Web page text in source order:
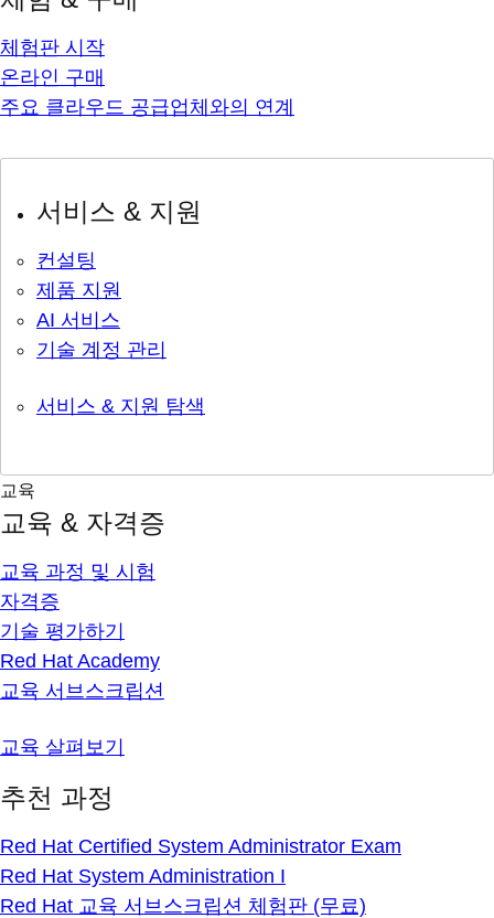
체험판 시작
온라인 구매
주요 클라우드 공급업체와의 연계
서비스 & 지원
컨설팅
제품 지원
AI 서비스
기술 계정 관리
서비스 & 지원 탐색
교육
교육 & 자격증
교육 과정 및 시험
자격증
기술 평가하기
Red Hat Academy
교육 서브스크립션
교육 살펴보기
추천 과정
Red Hat Certified System Administrator Exam
Red Hat System Administration I
Red Hat 교육 서브스크립션 체험판 (무료)